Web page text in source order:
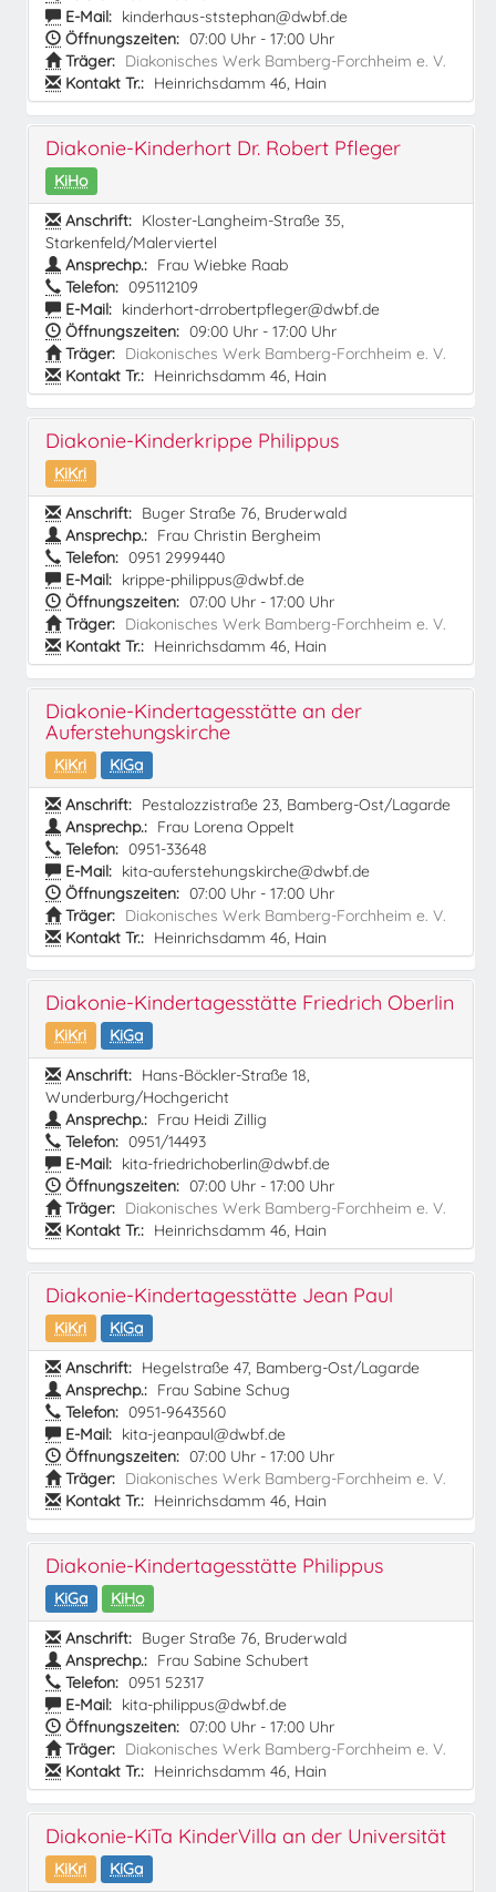
E-Mail: kinderhaus-ststephan@dwbf.de
Öffnungszeiten: 07:00 Uhr - 17:00 Uhr
Träger: Diakonisches Werk Bamberg-Forchheim e. V.
Kontakt Tr.: Heinrichsdamm 46, Hain
Diakonie-Kinderhort Dr. Robert Pfleger
KiHo
Anschrift: Kloster-Langheim-Straße 35,
Starkenfeld/Malerviertel
Ansprechp.: Frau Wiebke Raab
Telefon: 095112109
E-Mail: kinderhort-drrobertpfleger@dwbf.de
Öffnungszeiten: 09:00 Uhr - 17:00 Uhr
Träger: Diakonisches Werk Bamberg-Forchheim e. V.
Kontakt Tr.: Heinrichsdamm 46, Hain
Diakonie-Kinderkrippe Philippus
KiKri
Anschrift: Buger Straße 76, Bruderwald
Ansprechp.: Frau Christin Bergheim
Telefon: 0951 2999440
E-Mail: krippe-philippus@dwbf.de
Öffnungszeiten: 07:00 Uhr - 17:00 Uhr
Träger: Diakonisches Werk Bamberg-Forchheim e. V.
Kontakt Tr.: Heinrichsdamm 46, Hain
Diakonie-Kindertagesstätte an der
Auferstehungskirche
KiKri
KiGa
Anschrift: Pestalozzistraße 23, Bamberg-Ost/Lagarde
Ansprechp.: Frau Lorena Oppelt
Telefon: 0951-33648
E-Mail: kita-auferstehungskirche@dwbf.de
Öffnungszeiten: 07:00 Uhr - 17:00 Uhr
Träger: Diakonisches Werk Bamberg-Forchheim e. V.
Kontakt Tr.: Heinrichsdamm 46, Hain
Diakonie-Kindertagesstätte Friedrich Oberlin
KiKri
KiGa
Anschrift: Hans-Böckler-Straße 18,
Wunderburg/Hochgericht
Ansprechp.: Frau Heidi Zillig
Telefon: 0951/14493
E-Mail: kita-friedrichoberlin@dwbf.de
Öffnungszeiten: 07:00 Uhr - 17:00 Uhr
Träger: Diakonisches Werk Bamberg-Forchheim e. V.
Kontakt Tr.: Heinrichsdamm 46, Hain
Diakonie-Kindertagesstätte Jean Paul
KiKri
KiGa
Anschrift: Hegelstraße 47, Bamberg-Ost/Lagarde
Ansprechp.: Frau Sabine Schug
Telefon: 0951-9643560
E-Mail: kita-jeanpaul@dwbf.de
Öffnungszeiten: 07:00 Uhr - 17:00 Uhr
Träger: Diakonisches Werk Bamberg-Forchheim e. V.
Kontakt Tr.: Heinrichsdamm 46, Hain
Diakonie-Kindertagesstätte Philippus
KiGa
KiHo
Anschrift: Buger Straße 76, Bruderwald
Ansprechp.: Frau Sabine Schubert
Telefon: 0951 52317
E-Mail: kita-philippus@dwbf.de
Öffnungszeiten: 07:00 Uhr - 17:00 Uhr
Träger: Diakonisches Werk Bamberg-Forchheim e. V.
Kontakt Tr.: Heinrichsdamm 46, Hain
Diakonie-KiTa KinderVilla an der Universität
KiKri
KiGa